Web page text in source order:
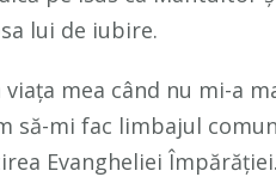
lui de iubire.
mea când nu mi-a
să-mi fac limbajul
Evangheliei